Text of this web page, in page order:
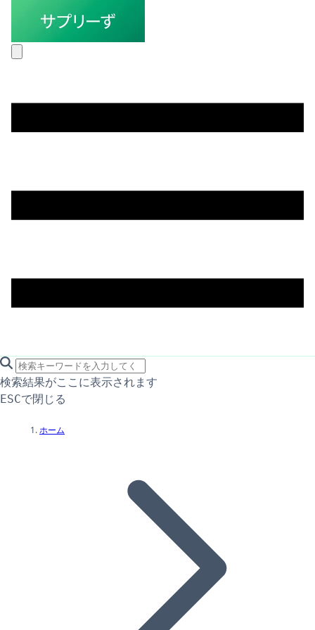
search icon
サイト内検索
検索結果がここに表示されます
ESCで閉じる
ホーム